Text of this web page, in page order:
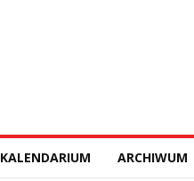
KALENDARIUM ARCHIWUM